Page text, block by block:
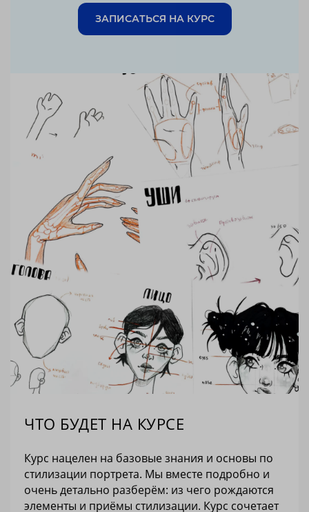
ЗАПИСАТЬСЯ НА КУРС
ЧТО БУДЕТ НА КУРСЕ
Курс нацелен на базовые знания и основы по
стилизации портрета. Мы вместе подробно и
очень детально разберём: из чего рождаются
элементы и приёмы стилизации. Курс сочетает